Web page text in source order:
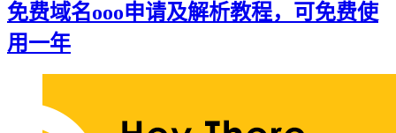
免费域名ooo申请及解析教程，可免费使
用一年